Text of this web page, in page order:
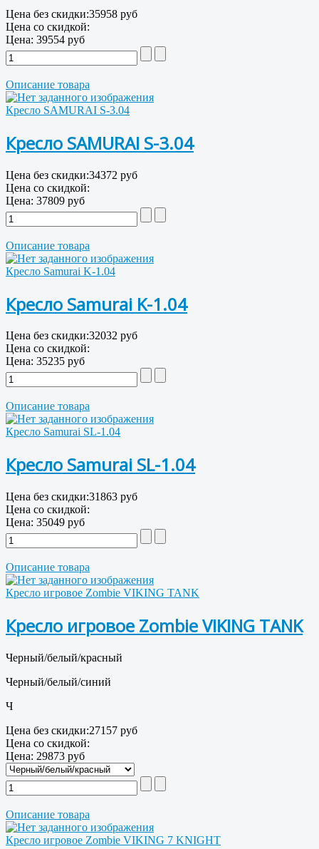
Цена без скидки:35958 руб
Цена со скидкой:
Цена: 39554 руб
Описание товара
Кресло SAMURAI S-3.04
Кресло SAMURAI S-3.04
Цена без скидки:34372 руб
Цена со скидкой:
Цена: 37809 руб
Описание товара
Кресло Samurai K-1.04
Кресло Samurai K-1.04
Цена без скидки:32032 руб
Цена со скидкой:
Цена: 35235 руб
Описание товара
Кресло Samurai SL-1.04
Кресло Samurai SL-1.04
Цена без скидки:31863 руб
Цена со скидкой:
Цена: 35049 руб
Описание товара
Кресло игровое Zombie VIKING TANK
Кресло игровое Zombie VIKING TANK
Черный/белый/красный
Черный/белый/синий
Ч
Цена без скидки:27157 руб
Цена со скидкой:
Цена: 29873 руб
Описание товара
Кресло игровое Zombie VIKING 7 KNIGHT